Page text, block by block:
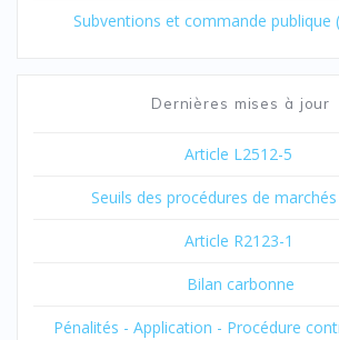
Subventions et commande publique
Dernières mises à jour
Article L2512-5
Seuils des procédures de
Article R2123-1
Bilan carbonne
Pénalités - Application - Procédure